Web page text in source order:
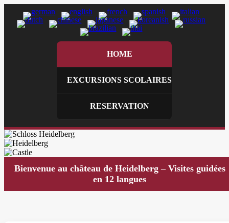
HOME
EXCURSIONS SCOLAIRES
RESERVATION
Bienvenue au château de Heidelberg – Visites guidées
en 12 langues